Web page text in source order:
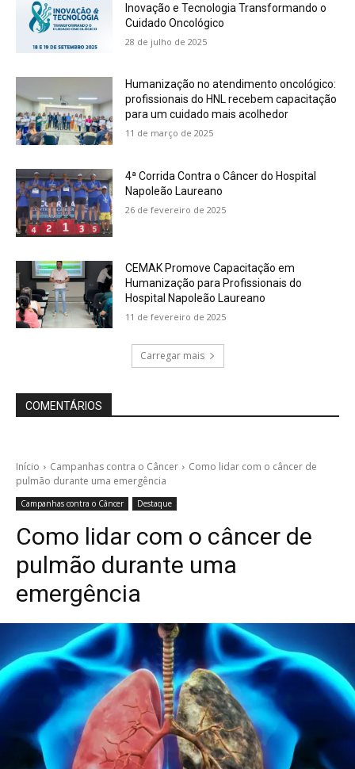
Inovação e Tecnologia Transformando o
Cuidado Oncológico
28 de julho de 2025
Humanização no atendimento oncológico:
profissionais do HNL recebem capacitação
para um cuidado mais acolhedor
11 de março de 2025
4ª Corrida Contra o Câncer do Hospital
Napoleão Laureano
26 de fevereiro de 2025
CEMAK Promove Capacitação em
Humanização para Profissionais do
Hospital Napoleão Laureano
11 de fevereiro de 2025
Carregar mais
COMENTÁRIOS